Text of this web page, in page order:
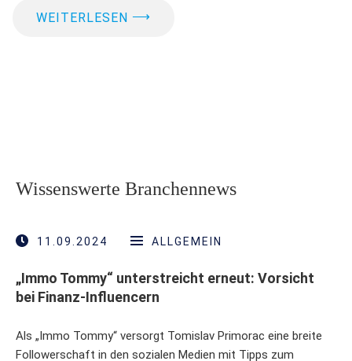
WEITERLESEN ⟶
Wissenswerte Branchennews
11.09.2024 ALLGEMEIN
„Immo Tommy“ unterstreicht erneut: Vorsicht
bei Finanz-Influencern
Als „Immo Tommy“ versorgt Tomislav Primorac eine breite
Followerschaft in den sozialen Medien mit Tipps zum